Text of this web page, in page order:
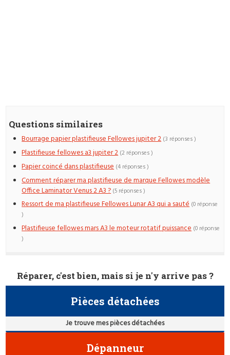
Questions similaires
Bourrage papier plastifieuse Fellowes jupiter 2 (3 réponses )
Plastifieuse fellowes a3 jupiter 2 (2 réponses )
Papier coincé dans plastifieuse (4 réponses )
Comment réparer ma plastifieuse de marque Fellowes modèle
Office Laminator Venus 2 A3 ? (5 réponses )
Ressort de ma plastifieuse Fellowes Lunar A3 qui a sauté (0 réponse
)
Plastifieuse fellowes mars A3 le moteur rotatif puissance (0 réponse
)
Réparer, c'est bien, mais si je n'y arrive pas ?
Pièces détachées
Je trouve mes pièces détachées
Dépanneur